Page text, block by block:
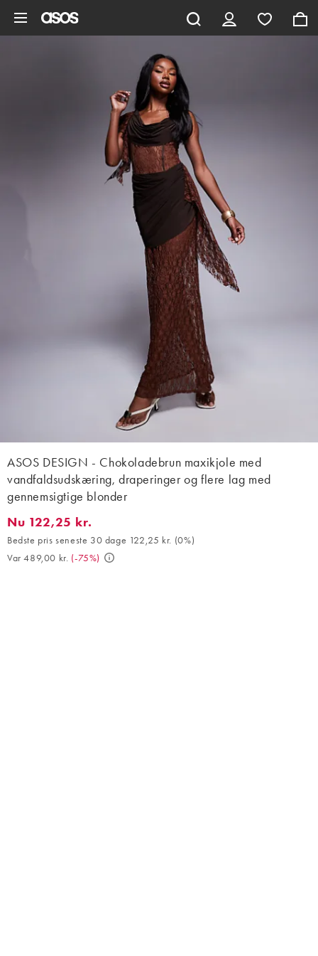
ASOS DESIGN - Chokoladebrun maxikjole med
vandfaldsudskæring, draperinger og flere lag med
gennemsigtige blonder
Nu 122,25 kr.. Bedste pris seneste 30 dage 122,25 kr. (0%). Var
Nu 122,25 kr.
Bedste pris seneste 30 dage 122,25 kr. (0%)
Var 489,00 kr. (-75%)